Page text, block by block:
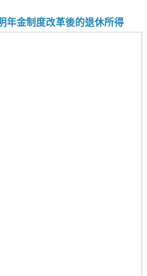
年金制度改革後的退休所得